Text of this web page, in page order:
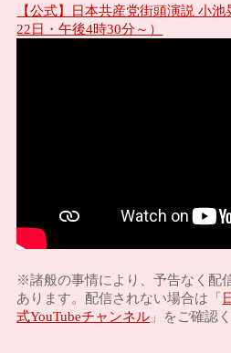
【公式】日本共産党街頭演説 小
22日・午後4時30分～）
※諸般の事情により、予告なく配
あります。配信されない場合は「
式YouTubeチャンネル 」をご確認